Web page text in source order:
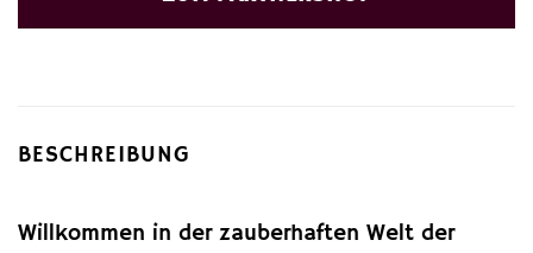
13,90 €13,11 €.
BESCHREIBUNG
Willkommen in der zauberhaften Welt der